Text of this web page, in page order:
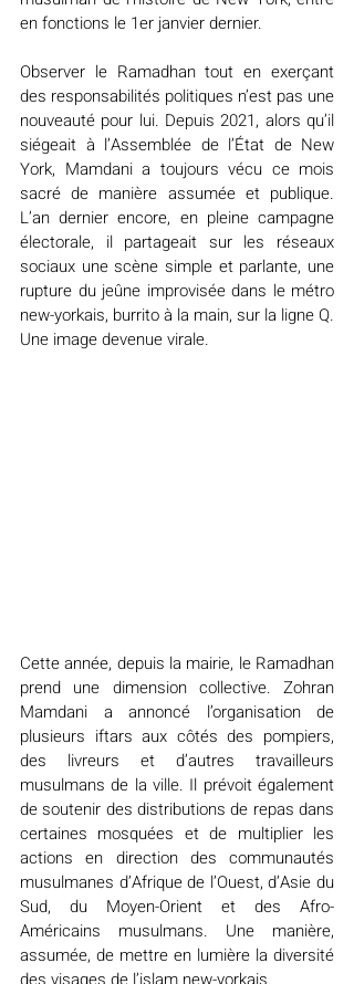
en fonctions le 1er janvier dernier.
Observer le Ramadhan tout en exerçant
des responsabilités politiques n’est pas une
nouveauté pour lui. Depuis 2021, alors qu’il
siégeait à l’Assemblée de l’État de New
York, Mamdani a toujours vécu ce mois
sacré de manière assumée et publique.
L’an dernier encore, en pleine campagne
électorale, il partageait sur les réseaux
sociaux une scène simple et parlante, une
rupture du jeûne improvisée dans le métro
new-yorkais, burrito à la main, sur la ligne Q.
Une image devenue virale.
Cette année, depuis la mairie, le Ramadhan
prend une dimension collective. Zohran
Mamdani a annoncé l’organisation de
plusieurs iftars aux côtés des pompiers,
des livreurs et d’autres travailleurs
musulmans de la ville. Il prévoit également
de soutenir des distributions de repas dans
certaines mosquées et de multiplier les
actions en direction des communautés
musulmanes d’Afrique de l’Ouest, d’Asie du
Sud, du Moyen-Orient et des Afro-
Américains musulmans. Une manière,
assumée, de mettre en lumière la diversité